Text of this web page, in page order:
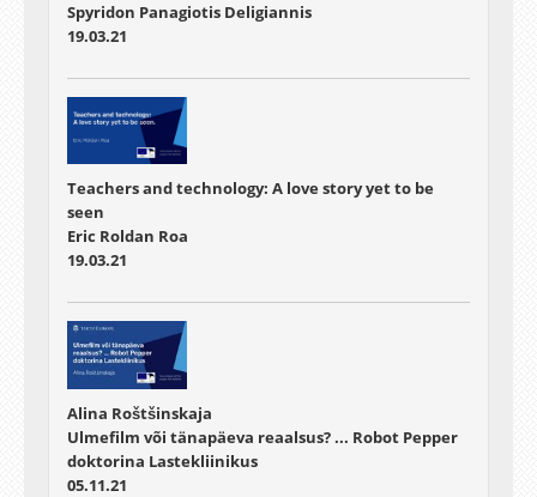
Spyridon Panagiotis Deligiannis
19.03.21
Teachers and technology: A love story yet to be
seen
Eric Roldan Roa
19.03.21
Alina Roštšinskaja
Ulmefilm või tänapäeva reaalsus? ... Robot Pepper
doktorina Lastekliinikus
05.11.21